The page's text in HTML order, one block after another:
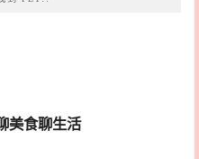
美食聊生活